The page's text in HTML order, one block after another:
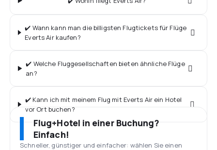
✔️ Wann kann man die billigsten Flugtickets für Flüge
Everts Air kaufen?
✔️ Welche Fluggesellschaften bieten ähnliche Flüge
an?
✔️ Kann ich mit meinem Flug mit Everts Air ein Hotel
vor Ort buchen?
Flug+Hotel in einer Buchung?
Einfach!
Schneller, günstiger und einfacher: wählen Sie einen